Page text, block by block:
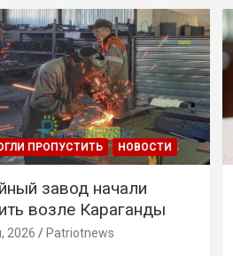
ПРОПУСТИТЬ НОВОСТИ
завод начали
возле Караганды
2026 Patriotnews